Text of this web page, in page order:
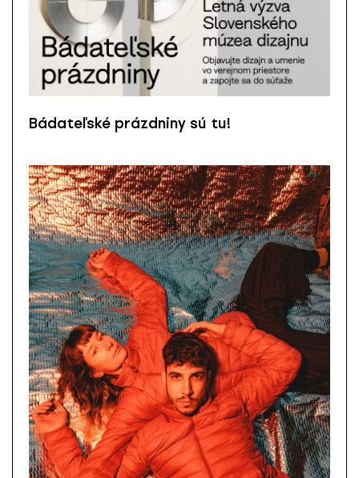
Bádateľské prázdniny sú tu!